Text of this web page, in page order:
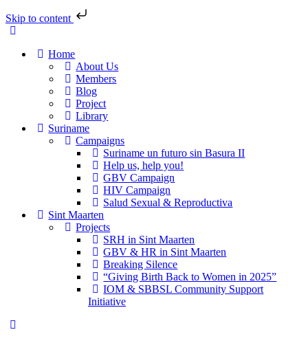
Skip to content
Home
About Us
Members
Blog
Project
Library
Suriname
Campaigns
Suriname un futuro sin Basura II
Help us, help you!
GBV Campaign
HIV Campaign
Salud Sexual & Reproductiva
Sint Maarten
Projects
SRH in Sint Maarten
GBV & HR in Sint Maarten
Breaking Silence
“Giving Birth Back to Women in 2025”
IOM & SBBSL Community Support
Initiative